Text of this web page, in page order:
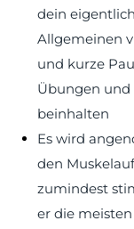
dein
Allgemeinen
und kurze
Übungen
beinhalten
Es wird
den
zumindest
er die